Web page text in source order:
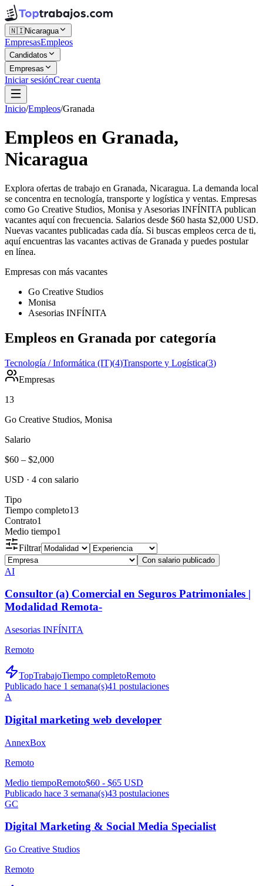
🇳🇮Nicaragua
EmpresasEmpleos
Candidatos
Empresas
Iniciar sesiónCrear cuenta
Inicio/Empleos/Granada
Empleos en Granada,
Nicaragua
Explora ofertas de trabajo en Granada, Nicaragua. La demanda local
se concentra en tecnología, transporte y logística y ventas. Empresas
como Go Creative Studios, Monisa y Asesorias INFÍNITA publican
vacantes aquí con frecuencia. Salarios desde $60 hasta $2,000 USD.
Nuevas vacantes publicadas cada día. Si buscas empleos cerca de ti,
aquí encuentras las vacantes activas de Granada y puedes postular
en línea.
Empresas con más vacantes
Go Creative Studios
Monisa
Asesorias INFÍNITA
Empleos en Granada por categoría
Tecnología / Informática (IT)(4)Transporte y Logística(3)
Empresas
13
Go Creative Studios, Monisa
Salario
$60 – $2,000
USD · 4 con salario
Tipo
Tiempo completo13
Contrato1
Medio tiempo1
Filtrar
Con salario publicado
AI
Consultor (a) Comercial en Seguros Patrimoniales |
Modalidad Remota-
Asesorias INFÍNITA
Remoto
TopTrabajoTiempo completoRemoto
Publicado hace 1 semana(s)41 postulaciones
A
Digital marketing web developer
AnnexBox
Remoto
Medio tiempoRemoto$60 - $65 USD
Publicado hace 3 semana(s)43 postulaciones
GC
Digital Marketing & Social Media Specialist
Go Creative Studios
Remoto